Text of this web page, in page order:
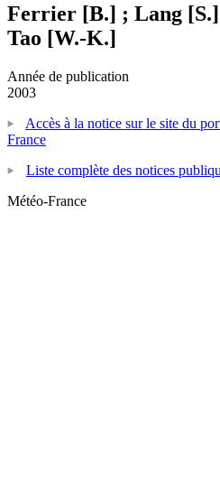
Ferrier [B.] ; Lang
Tao [W.-K.]
Année de publication
2003
Accès à la notice sur le site du
France
Liste complète des notices
Météo-France